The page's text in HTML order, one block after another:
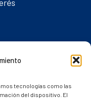
tecnologías como las
del dispositivo. El